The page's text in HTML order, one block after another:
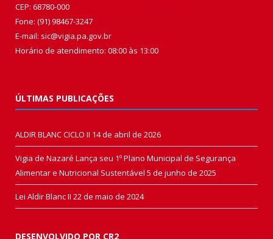
CEP: 68780-000
Fone: (91) 98467-3247
E-mail: sic@vigia.pa.gov.br
Horário de atendimento: 08:00 às 13:00
ÚLTIMAS PUBLICAÇÕES
ALDIR BLANC CICLO II 14 de abril de 2026
Vigia de Nazaré Lança seu 1º Plano Municipal de Segurança
Alimentar e Nutricional Sustentável 5 de junho de 2025
Lei Aldir Blanc II 22 de maio de 2024
DESENVOLVIDO POR CR2